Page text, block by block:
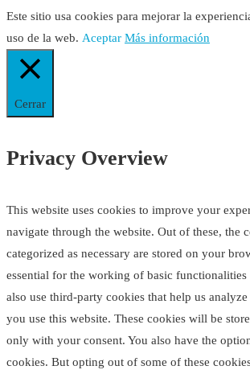
Este sitio usa cookies para mejorar la
uso de la web. Aceptar Más información
Cerrar
Privacy Overview
This website uses cookies to improve your
navigate through the website. Out of these, the
categorized as necessary are stored on your
essential for the working of basic functionalities
also use third-party cookies that help us
you use this website. These cookies will be
only with your consent. You also have the
cookies. But opting out of some of these